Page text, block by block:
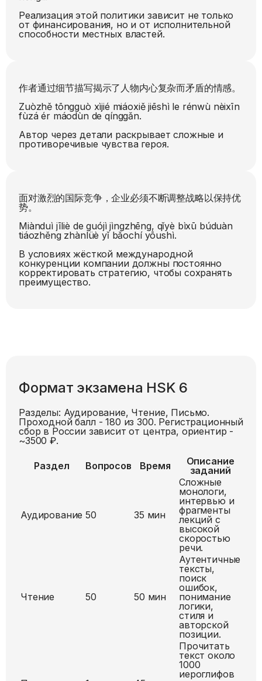
Реализация этой политики зависит не только
от финансирования, но и от исполнительной
способности местных властей.
作者通过细节描写揭示了人物内心复杂而矛盾的情感。
Zuòzhě tōngguò xìjié miáoxiě jiēshì le rénwù nèixīn
fùzá ér máodùn de qínggǎn.
Автор через детали раскрывает сложные и
противоречивые чувства героя.
面对激烈的国际竞争，企业必须不断调整战略以保持优
势。
Miànduì jīliè de guójì jìngzhēng, qǐyè bìxū búduàn
tiáozhěng zhànlüè yǐ bǎochí yōushì.
В условиях жёсткой международной
конкуренции компании должны постоянно
корректировать стратегию, чтобы сохранять
преимущество.
Формат экзамена HSK 6
Разделы: Аудирование, Чтение, Письмо.
Проходной балл -180 из 300. Регистрационный
сбор в России зависит от центра, ориентир -
~3500 ₽.
Раздел Вопросов Время
Описание
заданий
Аудирование 50 35 мин
Сложные
монологи,
интервью и
фрагменты
лекций с
высокой
скоростью
речи.
Чтение 50 50 мин
Аутентичные
тексты,
поиск
ошибок,
понимание
логики,
стиля и
авторской
позиции.
Прочитать
текст около
1000
иероглифов